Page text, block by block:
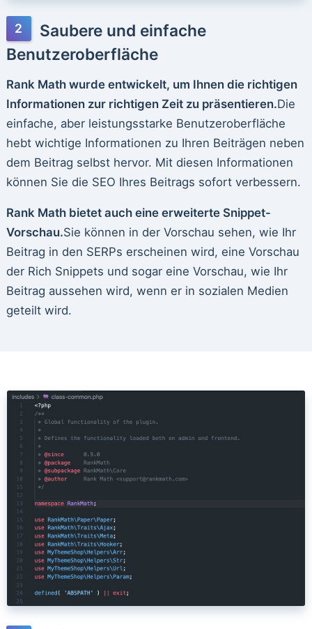
Saubere und einfache
Benutzeroberfläche
Rank Math wurde entwickelt, um Ihnen die richtigen
Informationen zur richtigen Zeit zu präsentieren.Die
einfache, aber leistungsstarke Benutzeroberfläche
hebt wichtige Informationen zu Ihren Beiträgen neben
dem Beitrag selbst hervor. Mit diesen Informationen
können Sie die SEO Ihres Beitrags sofort verbessern.
Rank Math bietet auch eine erweiterte Snippet-
Vorschau.Sie können in der Vorschau sehen, wie Ihr
Beitrag in den SERPs erscheinen wird, eine Vorschau
der Rich Snippets und sogar eine Vorschau, wie Ihr
Beitrag aussehen wird, wenn er in sozialen Medien
geteilt wird.